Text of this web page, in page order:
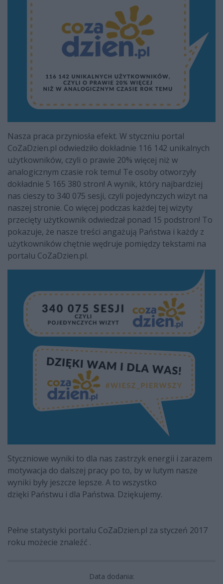
Nasza praca przyniosła efekt. W styczniu portal
CoZaDzien.pl odwiedziło dokładnie 116 142 unikalnych
użytkowników, czyli o prawie 20% więcej niż w
analogicznym czasie rok temu! Te osoby otworzyły
dokładnie 5 165 380 stron! A wynik, który najbardziej
nas cieszy to 340 075 sesji, czyli pojedynczych wizyt na
naszej stronie. Co więcej podczas każdej tej wizyty
przecięty użytkownik odwiedzał ponad 15 podstron! To
pokazuje, że nasze treści angażują Państwa i każdy z
użytkowników chętnie wędruje pomiędzy tekstami na
portalu CoZaDzien.pl.
Styczniowe wyniki to dla nas zastrzyk energii i zarazem
motywacja do dalszej pracy po to, by w lutym nasze
wyniki były jeszcze lepsze. A to wszystko
dzięki Państwu i dla Państwa. Dziękujemy.
Pełne statystyki portalu CoZaDzien.pl za styczeń 2017
roku możecie znaleźć .
Data dodania: